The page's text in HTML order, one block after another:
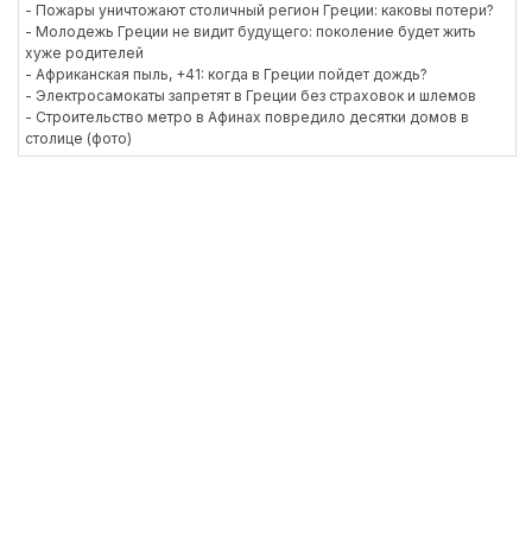
- Пожары уничтожают столичный регион Греции: каковы потери?
- Молодежь Греции не видит будущего: поколение будет жить
хуже родителей
- Африканская пыль, +41: когда в Греции пойдет дождь?
- Электросамокаты запретят в Греции без страховок и шлемов
- Строительство метро в Афинах повредило десятки домов в
столице (фото)